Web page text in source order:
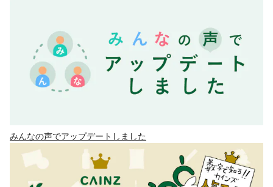
みんなの声でアップデートしました